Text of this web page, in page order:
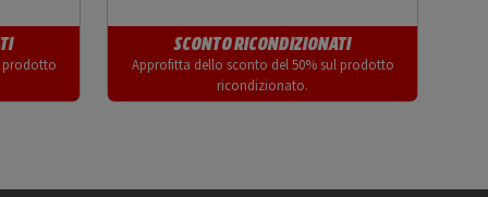
prodotto
SCONTO RICONDIZIONATI
Approfitta dello sconto del 50% sul prodotto
ricondizionato.